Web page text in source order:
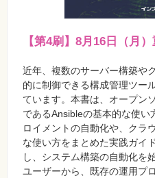
【第4刷】8月16日（月
近年、複数のサーバー構築や
的に制御できる構成管理ツー
ています。本書は、オープン
であるAnsibleの基本的な使
ロイメントの自動化や、クラ
な使い方をまとめた実践ガイ
し、システム構築の自動化を
ユーザーから、既存の運用プ